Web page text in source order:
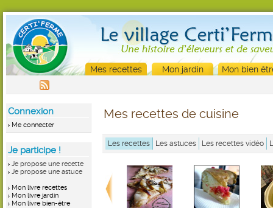
Mes recettes Mon jardin Mon bien
Connexion
Me connecter
Je participe !
Je propose une recette
Je propose une astuce
Mon livre recettes
Mon livre jardin
Mon livre bien-être
Mes recettes de cuisine
Les recettes Les astuces Les recettes vidéo